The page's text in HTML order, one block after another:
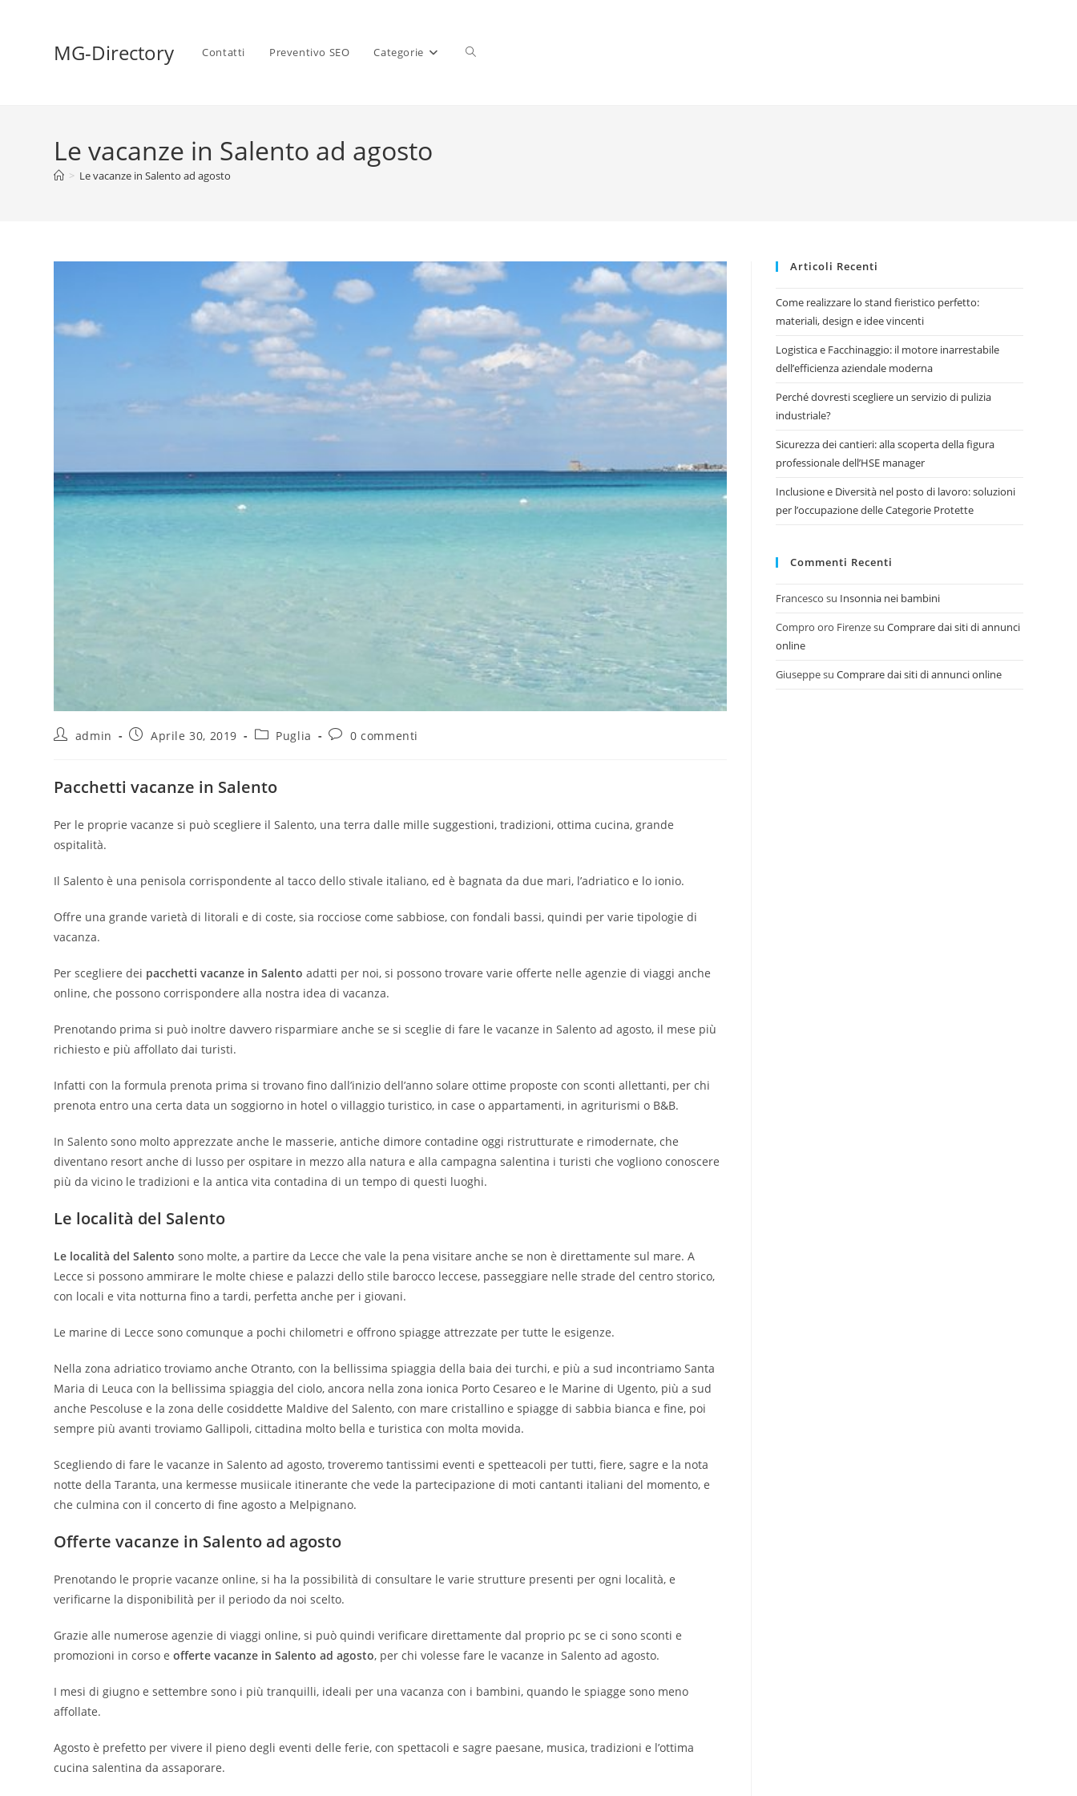
MG-Directory Contatti Preventivo SEO Categorie
Le vacanze in Salento ad agosto
> Le vacanze in Salento ad agosto
admin Aprile 30, 2019 Puglia 0 commenti
Pacchetti vacanze in Salento
Per le proprie vacanze si può scegliere il Salento, una terra dalle mille suggestioni, tradizioni, ottima cucina, grande
ospitalità.
Il Salento è una penisola corrispondente al tacco dello stivale italiano, ed è bagnata da due mari, l’adriatico e lo ionio.
Offre una grande varietà di litorali e di coste, sia rocciose come sabbiose, con fondali bassi, quindi per varie tipologie di
vacanza.
Per scegliere dei pacchetti vacanze in Salento adatti per noi, si possono trovare varie offerte nelle agenzie di viaggi anche
online, che possono corrispondere alla nostra idea di vacanza.
Prenotando prima si può inoltre davvero risparmiare anche se si sceglie di fare le vacanze in Salento ad agosto, il mese più
richiesto e più affollato dai turisti.
Infatti con la formula prenota prima si trovano fino dall’inizio dell’anno solare ottime proposte con sconti allettanti, per chi
prenota entro una certa data un soggiorno in hotel o villaggio turistico, in case o appartamenti, in agriturismi o B&B.
In Salento sono molto apprezzate anche le masserie, antiche dimore contadine oggi ristrutturate e rimodernate, che
diventano resort anche di lusso per ospitare in mezzo alla natura e alla campagna salentina i turisti che vogliono conoscere
più da vicino le tradizioni e la antica vita contadina di un tempo di questi luoghi.
Le località del Salento
Le località del Salento sono molte, a partire da Lecce che vale la pena visitare anche se non è direttamente sul mare. A
Lecce si possono ammirare le molte chiese e palazzi dello stile barocco leccese, passeggiare nelle strade del centro storico,
con locali e vita notturna fino a tardi, perfetta anche per i giovani.
Le marine di Lecce sono comunque a pochi chilometri e offrono spiagge attrezzate per tutte le esigenze.
Nella zona adriatico troviamo anche Otranto, con la bellissima spiaggia della baia dei turchi, e più a sud incontriamo Santa
Maria di Leuca con la bellissima spiaggia del ciolo, ancora nella zona ionica Porto Cesareo e le Marine di Ugento, più a sud
anche Pescoluse e la zona delle cosiddette Maldive del Salento, con mare cristallino e spiagge di sabbia bianca e fine, poi
sempre più avanti troviamo Gallipoli, cittadina molto bella e turistica con molta movida.
Scegliendo di fare le vacanze in Salento ad agosto, troveremo tantissimi eventi e spetteacoli per tutti, fiere, sagre e la nota
notte della Taranta, una kermesse musiicale itinerante che vede la partecipazione di moti cantanti italiani del momento, e
che culmina con il concerto di fine agosto a Melpignano.
Offerte vacanze in Salento ad agosto
Prenotando le proprie vacanze online, si ha la possibilità di consultare le varie strutture presenti per ogni località, e
verificarne la disponibilità per il periodo da noi scelto.
Grazie alle numerose agenzie di viaggi online, si può quindi verificare direttamente dal proprio pc se ci sono sconti e
promozioni in corso eofferte vacanze in Salento ad agosto, per chi volesse fare le vacanze in Salento ad agosto.
I mesi di giugno e settembre sono i più tranquilli, ideali per una vacanza con i bambini, quando le spiagge sono meno
affollate.
Agosto è prefetto per vivere il pieno degli eventi delle ferie, con spettacoli e sagre paesane, musica, tradizioni e l’ottima
cucina salentina da assaporare.
Articoli Recenti
Come realizzare lo stand fieristico perfetto:
materiali, design e idee vincenti
Logistica e Facchinaggio: il motore inarrestabile
dell’efficienza aziendale moderna
Perché dovresti scegliere un servizio di pulizia
industriale?
Sicurezza dei cantieri: alla scoperta della figura
professionale dell’HSE manager
Inclusione e Diversità nel posto di lavoro: soluzioni
per l’occupazione delle Categorie Protette
Commenti Recenti
Francesco su Insonnia nei bambini
Compro oro FirenzesuComprare dai siti di annunci
online
GiuseppesuComprare dai siti di annunci online